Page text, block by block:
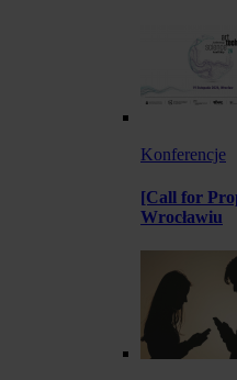
Konferencje
[Call for
Wrocławiu